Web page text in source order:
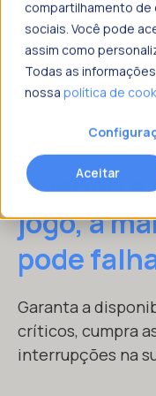
compartilhamento
sociais. Você pode
assim como
Todas as
nossa política de
Aceitar
o que procura?
Quando
jogo, a
pode
Garanta a
críticos, cumpra
interrupções na
Sobrenome*
Email corporativo *
Sobrenome*
Email corporativo *
Sobrenome*
Email corporativo *
Sobrenome*
Email corporativo *